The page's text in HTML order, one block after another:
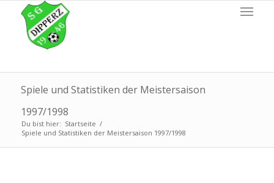
Spiele und Statistiken der Meistersaison
1997/1998
Du bist hier: Startseite /
Spiele und Statistiken der Meistersaison 1997/1998